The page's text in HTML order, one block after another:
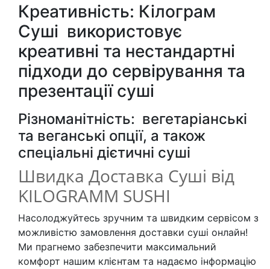
Креативність: Кілограм
Суші використовує
креативні та нестандартні
підходи до сервірування та
презентації суші
Різноманітність: вегетаріанські
та веганські опції, а також
спеціальні дієтичні суші
Швидка Доставка Суші від
KILOGRAMM SUSHI
Насолоджуйтесь зручним та швидким сервісом з
можливістю замовлення доставки суші онлайн!
Ми прагнемо забезпечити максимальний
комфорт нашим клієнтам та надаємо інформацію